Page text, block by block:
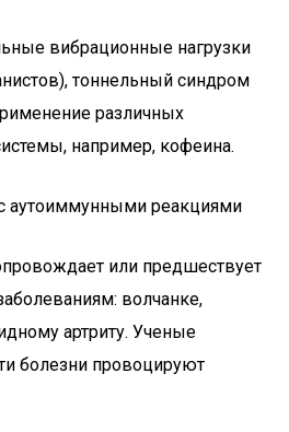
вибрационные нагрузки
тоннельный синдром
различных
например, кофеина.
аутоиммунными реакциями
или предшествует
волчанке,
артриту. Ученые
болезни провоцируют